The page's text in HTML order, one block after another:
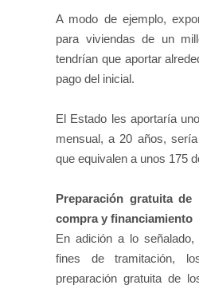
A modo de ejemplo,
para viviendas de un
tendrían que aportar
pago del inicial.
El Estado les aportaría
mensual, a 20 años,
que equivalen a unos 175
Preparación gratuita
compra y financiamiento
En adición a lo
fines de tramitación,
preparación gratuita de